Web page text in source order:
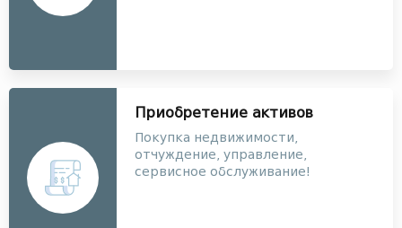
Приобретение активов
Покупка недвижимости,
отчуждение, управление,
сервисное обслуживание!